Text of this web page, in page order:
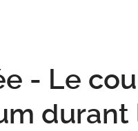
- Le
durant